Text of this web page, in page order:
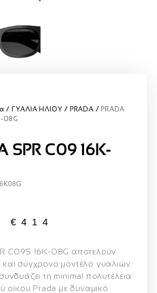
ΓΥΑΛΙΑ ΗΛΙΟΥ PRADA
PRADA
08G
SPR C09 16K-
€ 414
C09S 16K-08G αποτελούν
σύγχρονο μοντέλο γυαλιών
τη minimal πολυτέλεια
οίκου Prada με δυναμικό